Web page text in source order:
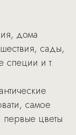
дома
сады,
специи и т.
самое
цветы